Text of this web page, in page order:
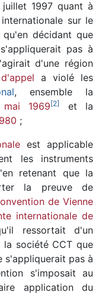
1997 quant à
sur le
décidant que
pas à
d'une région
a violé les
, ensemble la
1969[2]
et la
;
est applicable
les instruments
retenant que la
la preuve de
de Vienne
internationale de
ressortait d'un
société CCT que
s'appliquerait pas à
s'imposait au
application du